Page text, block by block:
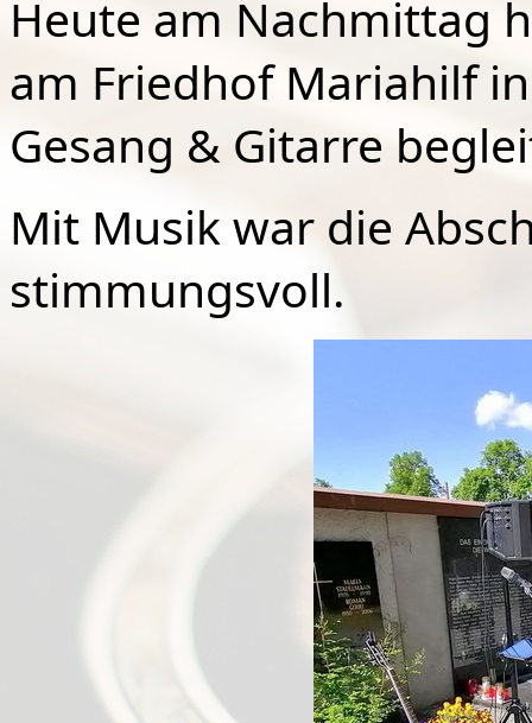
Heute am Nachmittag
am Friedhof Mariahilf
Gesang & Gitarre
Mit Musik war die
stimmungsvoll.